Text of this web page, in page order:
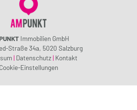
Immobilien GmbH
Straße 34a, 5020 Salzburg
| Datenschutz | Kontakt
Cookie-Einstellungen